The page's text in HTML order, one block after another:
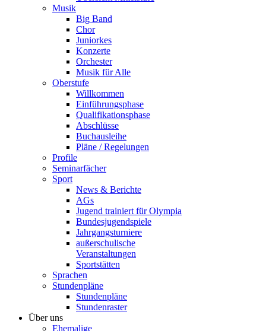
Musik
Big Band
Chor
Juniorkes
Konzerte
Orchester
Musik für Alle
Oberstufe
Willkommen
Einführungsphase
Qualifikationsphase
Abschlüsse
Buchausleihe
Pläne / Regelungen
Profile
Seminarfächer
Sport
News & Berichte
AGs
Jugend trainiert für Olympia
Bundesjugendspiele
Jahrgangsturniere
außerschulische
Veranstaltungen
Sportstätten
Sprachen
Stundenpläne
Stundenpläne
Stundenraster
Über uns
Ehemalige